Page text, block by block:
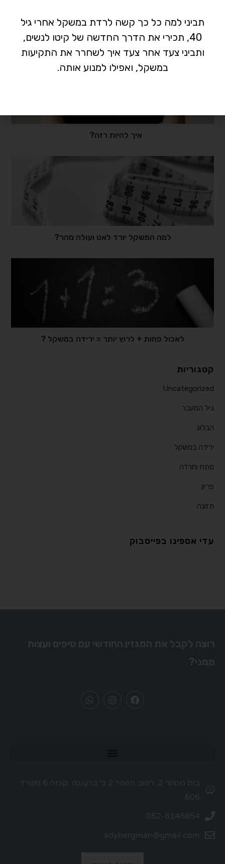
איך להיות רזה?⠀
למה המשקל יורד לאט ועולה מהר?
לאכול פחות + לרוץ יותר = ירידה במשקל ?
קטגוריות
Uncategorized
גיל המעבר
הבלוג
ירידה במשקל
מתח וחרדה
פריון
תזונה
עדי אספינו בפייסבוק
רוצה לקבל את המגזין החודשי עם טיפים ועצות
ממני?
בית מנצור 2, רחוב הנופר 2 ב׳ ברעננה. קומה 6 משרד
606.
052-6146854
adybergman@gmail.com
תביני למה כל כך קשה לרדת במשקל אחרי גיל
40, תכירי את הדרך החדשה של קיטו לנשים,
ותביני צעד אחר צעד איך לשחרר את התקיעות
במשקל, ואפילו למנוע אותה.